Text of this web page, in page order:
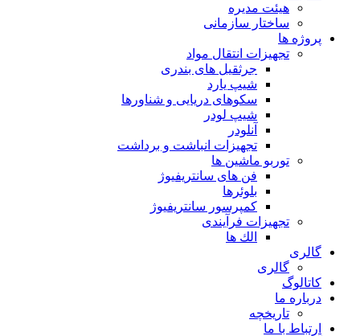
هيئت مديره
ساختار سازمانی
پروژه ها
تجهيزات انتقال مواد
جرثقيل های بندری
شيپ يارد
سكوهای دريايی و شناورها
شيپ لودر
آنلودر
تجهيزات انباشت و برداشت
توربو ماشين ها
فن های سانتريفيوژ
بلوئرها
کمپرسور سانتریفیوژ
تجهیزات فرآیندی
الك ها
گالری
گالری
کاتالوگ
درباره ما
تاريخچه
ارتباط با ما